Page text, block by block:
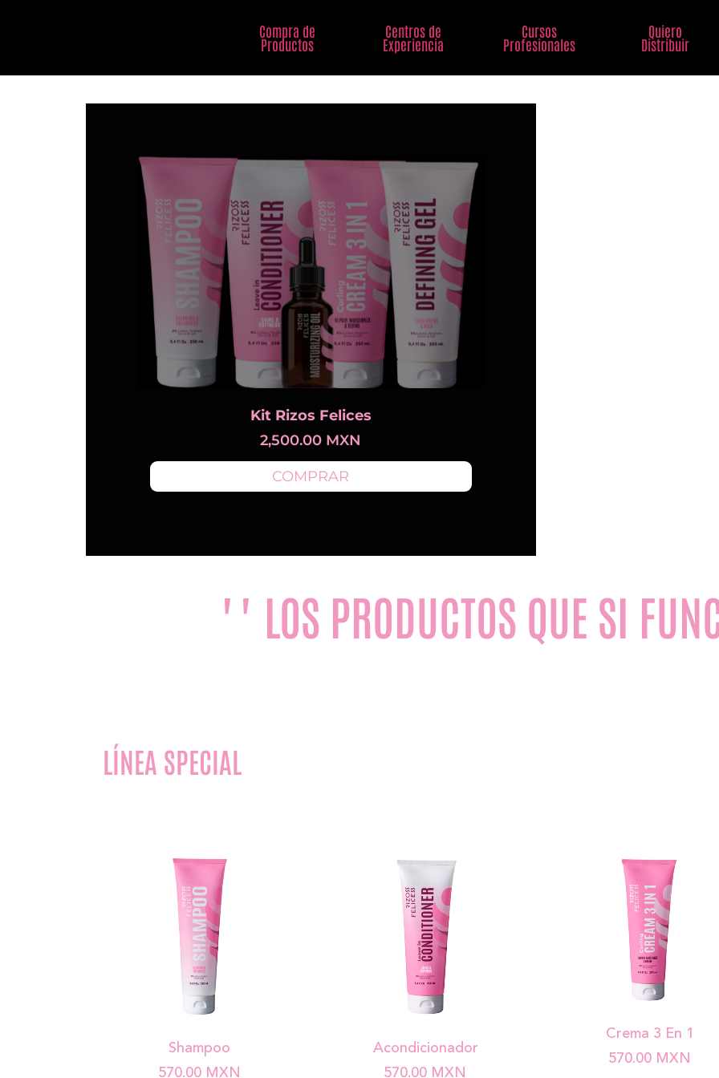
Compra de
Productos
Centros de
Experiencia
Cursos
Profesionales
Quiero
Distribuir
Kit Rizos Felices
2,500.00 MXN
COMPRAR
"" LOS PRODUCTOS QUE SI
LÍNEA SPECIAL
Shampoo
570.00 MXN
Acondicionador
570.00 MXN
Crema 3 En 1
570.00 MXN